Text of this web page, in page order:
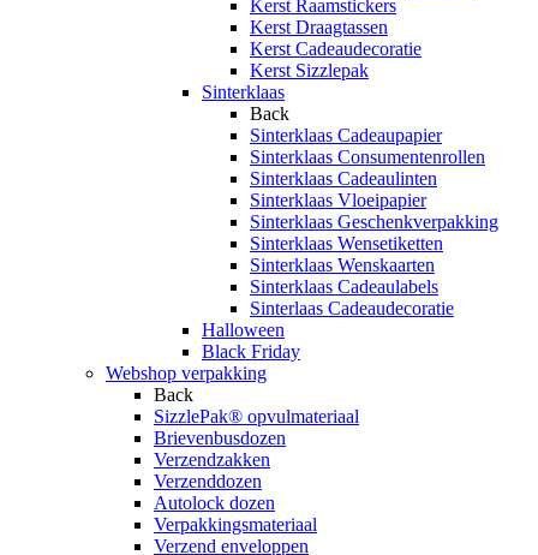
Kerst Raamstickers
Kerst Draagtassen
Kerst Cadeaudecoratie
Kerst Sizzlepak
Sinterklaas
Back
Sinterklaas Cadeaupapier
Sinterklaas Consumentenrollen
Sinterklaas Cadeaulinten
Sinterklaas Vloeipapier
Sinterklaas Geschenkverpakking
Sinterklaas Wensetiketten
Sinterklaas Wenskaarten
Sinterklaas Cadeaulabels
Sinterlaas Cadeaudecoratie
Halloween
Black Friday
Webshop verpakking
Back
SizzlePak® opvulmateriaal
Brievenbusdozen
Verzendzakken
Verzenddozen
Autolock dozen
Verpakkingsmateriaal
Verzend enveloppen